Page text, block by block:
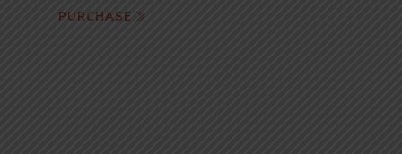
PURCHASE